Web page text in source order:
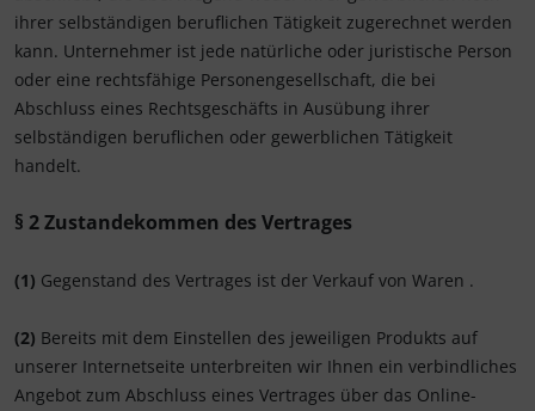
ihrer selbständigen beruflichen Tätigkeit zugerechnet werden
kann. Unternehmer ist jede natürliche oder juristische Person
oder eine rechtsfähige Personengesellschaft, die bei
Abschluss eines Rechtsgeschäfts in Ausübung ihrer
selbständigen beruflichen oder gewerblichen Tätigkeit
handelt.
§ 2 Zustandekommen des Vertrages
(1) Gegenstand des Vertrages ist der Verkauf von Waren .
(2) Bereits mit dem Einstellen des jeweiligen Produkts auf
unserer Internetseite unterbreiten wir Ihnen ein verbindliches
Angebot zum Abschluss eines Vertrages über das Online-